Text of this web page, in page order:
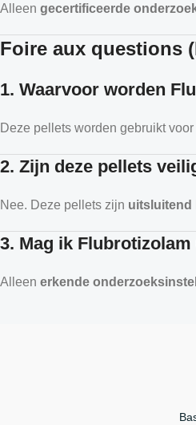
Alleen gecertificeerde
Foire aux questions
1. Waarvoor worden
Deze pellets worden gebruikt voor
2. Zijn deze pellets
Nee. Deze pellets zijn uitsluitend
3. Mag ik
Alleen erkende